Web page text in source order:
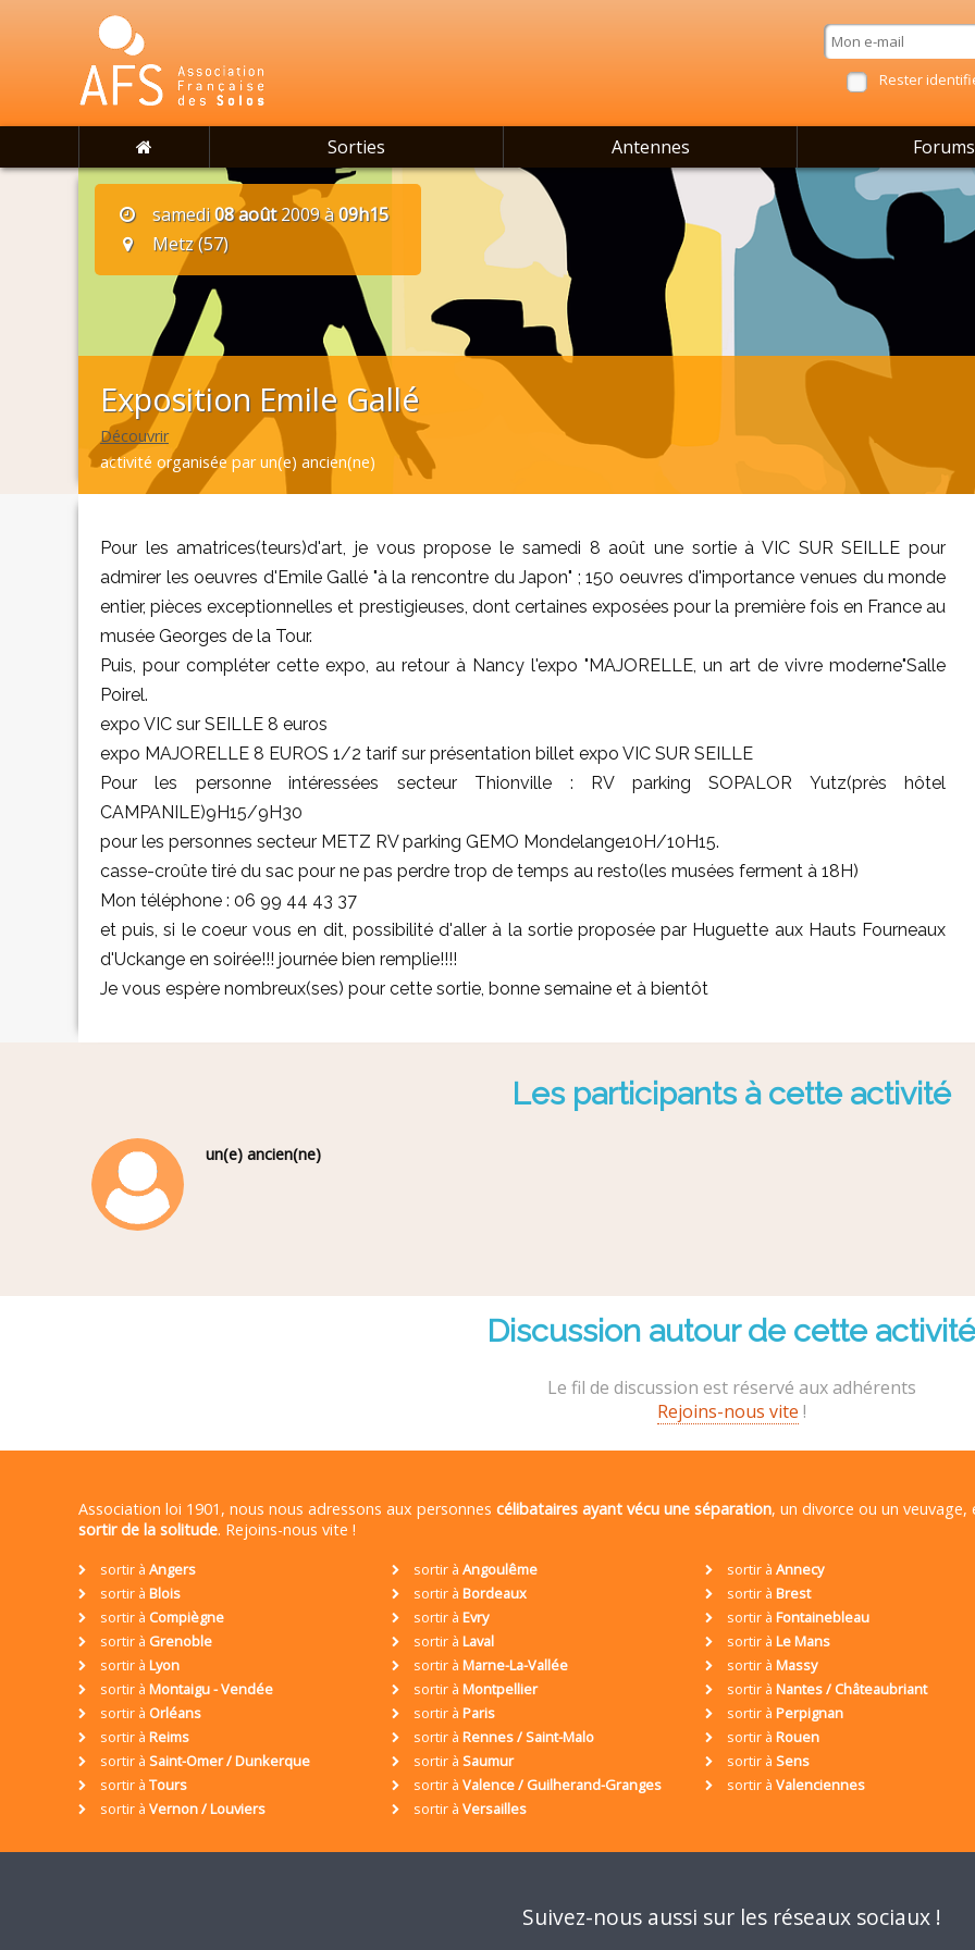
Rester
Sorties Antennes Forums
samedi08 août2009 à09h15
Metz (57)
Exposition Emile Gallé
Découvrir
activité organisée par un(e) ancien(ne)
Pour les amatrices(teurs)d'art, je vous propose le samedi 8 août une sortie à VIC SUR SEILLE pour
admirer les oeuvres d'Emile Gallé "à la rencontre du Japon" ; 150 oeuvres d'importance venues du monde
entier, pièces exceptionnelles et prestigieuses, dont certaines exposées pour la première fois en France au
musée Georges de la Tour.
Puis, pour compléter cette expo, au retour à Nancy l'expo "MAJORELLE, un art de vivre moderne"Salle
Poirel.
expo VIC sur SEILLE 8 euros
expo MAJORELLE 8 EUROS 1/2 tarif sur présentation billet expo VIC SUR SEILLE
Pour les personne intéressées secteur Thionville : RV parking SOPALOR Yutz(près hôtel
CAMPANILE)9H15/9H30
pour les personnes secteur METZ RV parking GEMO Mondelange10H/10H15.
casse-croûte tiré du sac pour ne pas perdre trop de temps au resto(les musées ferment à 18H)
Mon téléphone : 06 99 44 43 37
et puis, si le coeur vous en dit, possibilité d'aller à la sortie proposée par Huguette aux Hauts Fourneaux
d'Uckange en soirée!!! journée bien remplie!!!!
Je vous espère nombreux(ses) pour cette sortie, bonne semaine et à bientôt
Les participants à cette activité
un(e) ancien(ne)
Discussion autour de cette activité
Le fil de discussion est réservé aux adhérents
Rejoins-nous vite !
Association loi 1901, nous nous adressons aux personnes célibataires ayant vécu une séparation, un divorce ou un
sortir de la solitude. Rejoins-nous vite !
sortir à Angers sortir à Angoulême sortir à Annecy
sortir à Blois sortir à Bordeaux sortir à Brest
sortir à Compiègne sortir à Evry sortir à Fontainebleau
sortir à Grenoble sortir à Laval sortir à Le Mans
sortir à Lyon sortir à Marne-La-Vallée sortir à Massy
sortir à Montaigu - Vendée sortir à Montpellier sortir à Nantes / Châteaubriant
sortir à Orléans sortir à Paris sortir à Perpignan
sortir à Reims sortir à Rennes / Saint-Malo sortir à Rouen
sortir à Saint-Omer / Dunkerque sortir à Saumur sortir à Sens
sortir à Tours sortir à Valence / Guilherand-Granges sortir à Valenciennes
sortir à Vernon / Louviers sortir à Versailles
Suivez-nous aussi sur les réseaux sociaux !